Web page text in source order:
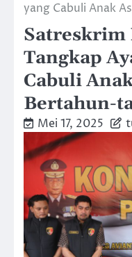
yang Cabuli Anak
Satreskrim
Tangkap
Cabuli
Bertahun-
Mei 17, 2025